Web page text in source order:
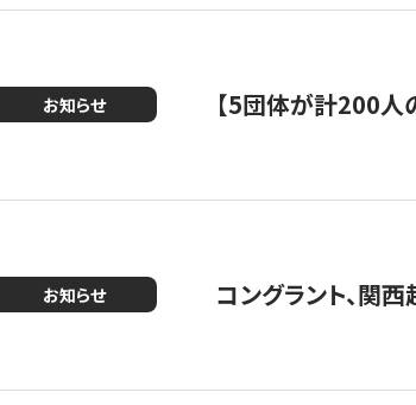
お知らせ 【5団体が計200人
お知らせ コングラント、関